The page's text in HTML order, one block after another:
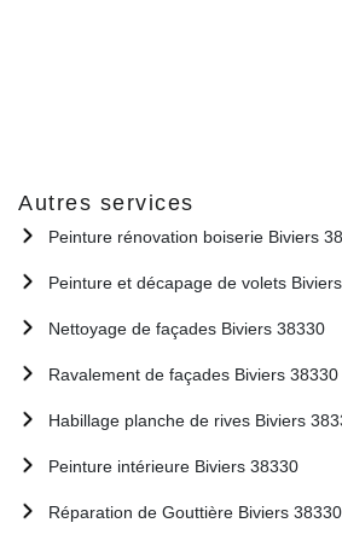
Autres services
Peinture rénovation boiserie Biviers
Peinture et décapage de volets
Nettoyage de façades Biviers 38330
Ravalement de façades Biviers 38330
Habillage planche de rives Biviers
Peinture intérieure Biviers 38330
Réparation de Gouttière Biviers 38330